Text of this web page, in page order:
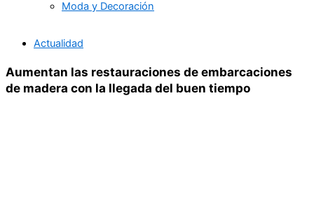
Moda y Decoración
Actualidad
Aumentan las restauraciones de embarcaciones
de madera con la llegada del buen tiempo